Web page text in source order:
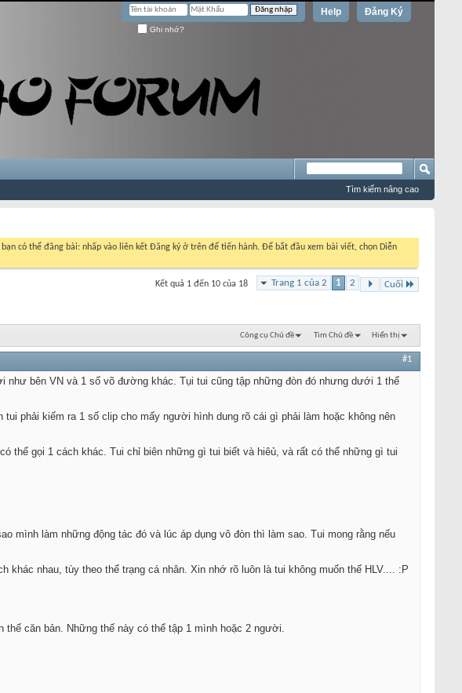
Đăng Ký
Help
Ghi nhớ?
Tìm kiếm nâng cao
có thể đăng bài: nhấp vào liên kết Đăng ký ở trên để tiến hành. Để bắt đầu xem bài viết, chọn Diễn
Trang 1 của 2 1 2 Cuối
Kết quả 1 đến 10 của 18
Công cụ Chủ đề Tìm Chủ đề Hiển thị
#1
bên VN và 1 số võ đường khác. Tụi tui cũng tập những đòn đó nhưng dưới 1 thể
phải kiếm ra 1 số clip cho mấy người hình dung rõ cái gì phải làm hoặc không nên
thể gọi 1 cách khác. Tui chỉ biên những gì tui biết và hiêủ, và rất có thể những gì tui
mình làm những động tác đó và lúc áp dụng vô đòn thì làm sao. Tui mong rằng nếu
nhau, tùy theo thể trạng cá nhân. Xin nhớ rõ luôn là tui không muốn thế HLV.... :P
căn bản. Những thế này có thể tập 1 mình hoặc 2 người.